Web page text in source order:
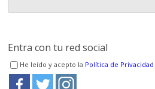
Entra con tu red social
He leído y acepto la Política de Privacidad